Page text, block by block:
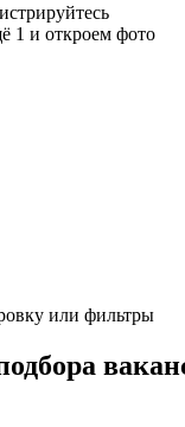
1 и откроем фото
или фильтры